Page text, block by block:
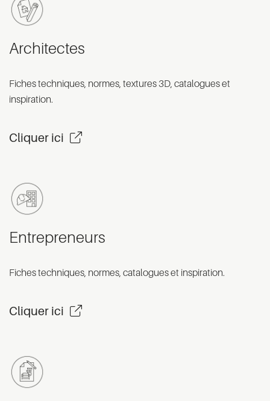
Architectes
Fiches techniques, normes, textures 3D, catalogues et
inspiration.
Cliquer ici
Entrepreneurs
Fiches techniques, normes, catalogues et inspiration.
Cliquer ici